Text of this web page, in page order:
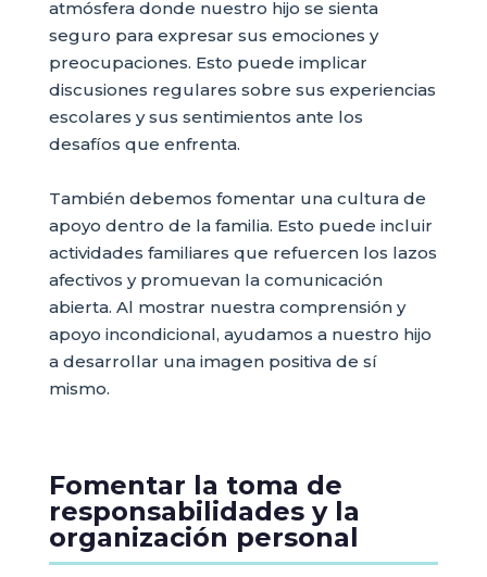
atmósfera donde nuestro hijo se sienta
seguro para expresar sus emociones y
preocupaciones. Esto puede implicar
discusiones regulares sobre sus experiencias
escolares y sus sentimientos ante los
desafíos que enfrenta.
También debemos fomentar una cultura de
apoyo dentro de la familia. Esto puede incluir
actividades familiares que refuercen los lazos
afectivos y promuevan la comunicación
abierta. Al mostrar nuestra comprensión y
apoyo incondicional, ayudamos a nuestro hijo
a desarrollar una imagen positiva de sí
mismo.
Fomentar la toma de
responsabilidades y la
organización personal